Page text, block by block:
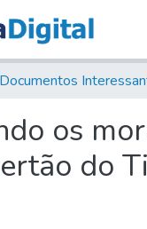
Documentos
os
do